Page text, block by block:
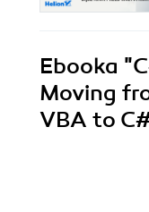
Ebooka
Moving
VBA to